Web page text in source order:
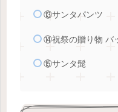
⑬サンタパンツ
⑭祝祭の贈り物 バ
⑮サンタ髭